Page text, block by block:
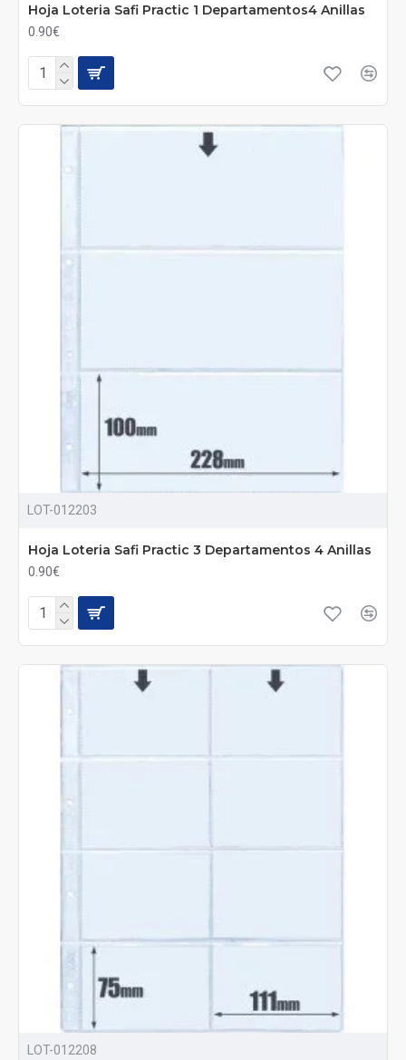
Hoja Loteria Safi Practic 1 Departamentos4 Anillas
0.90€
LOT-012203
Hoja Loteria Safi Practic 3 Departamentos 4 Anillas
0.90€
LOT-012208